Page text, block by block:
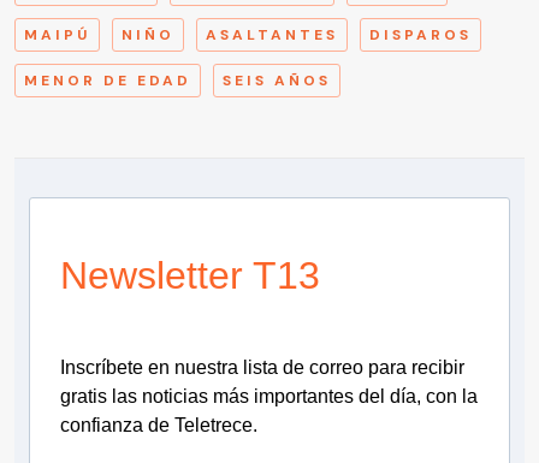
MAIPÚ NIÑO ASALTANTES DISPAROS
MENOR DE EDAD SEIS AÑOS
Newsletter T13
Inscríbete en nuestra lista de correo para recibir
gratis las noticias más importantes del día, con la
confianza de Teletrece.